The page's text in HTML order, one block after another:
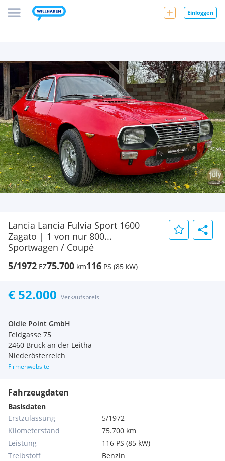
Einloggen
Lancia Lancia Fulvia Sport 1600
Zagato | 1 von nur 800...
Sportwagen / Coupé
5/1972 EZ75.700 km116 PS (85 kW)
€ 52.000 Verkaufspreis
Oldie Point GmbH
Feldgasse 75
2460 Bruck an der Leitha
Niederösterreich
Firmenwebsite
Fahrzeugdaten
Basisdaten
Erstzulassung
5/1972
Kilometerstand
75.700 km
Leistung
116 PS (85 kW)
Treibstoff
Benzin